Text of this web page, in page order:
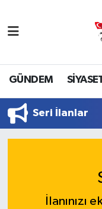
GÜNDEM
Seri İlanlar
SİYASET
EKONOMİ
BİLİM VE
Yalova
Yalova Hava
Yalova Namaz
Puan Durumu
Tüm